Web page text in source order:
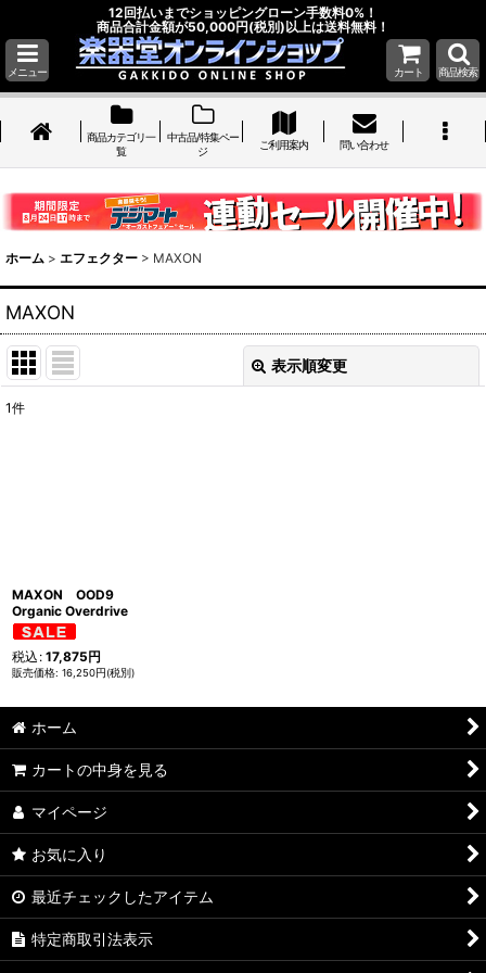
12回払いまでショッピングローン手数料0%！
商品合計金額が50,000円(税別)以上は送料無料！
メニュー カート 商品検索
商品カテゴリ一
覧
中古品/特集ペー
ジ
ご利用案内 問い合わせ
ホーム > エフェクター > MAXON
MAXON
表示順変更
1件
MAXON OOD9
Organic Overdrive
16,250円(税別)
税込 : 17,875円
ホーム
カートの中身を見る
マイページ
お気に入り
最近チェックしたアイテム
特定商取引法表示